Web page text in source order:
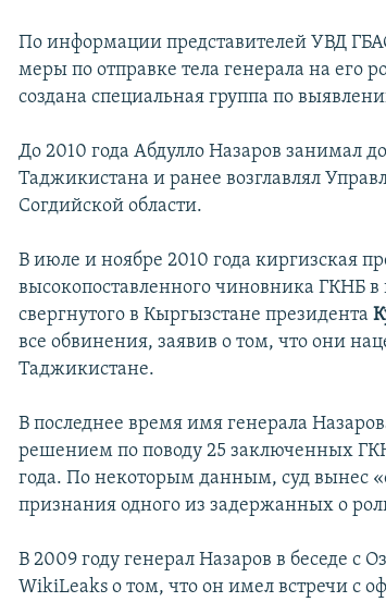
По информации представителей УВД
меры по отправке тела генерала на его
создана специальная группа по
До 2010 года Абдулло Назаров занимал
Таджикистана и ранее возглавлял
Согдийской области.
В июле и ноябре 2010 года киргизская
высокопоставленного чиновника ГКНБ
свергнутого в Кыргызстане президента
все обвинения, заявив о том, что они
Таджикистане.
В последнее время имя генерала
решением по поводу 25 заключенных
года. По некоторым данным, суд вынес
признания одного из задержанных о
В 2009 году генерал Назаров в беседе с
WikiLeaks о том, что он имел встречи с